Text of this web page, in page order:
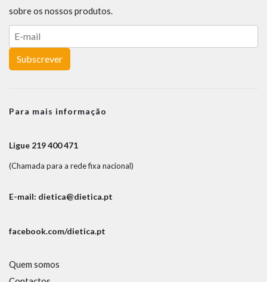
sobre os nossos produtos.
Subscrever
Para mais informação
Ligue 219 400 471
(Chamada para a rede fixa nacional)
E-mail: dietica@dietica.pt
facebook.com/dietica.pt
Quem somos